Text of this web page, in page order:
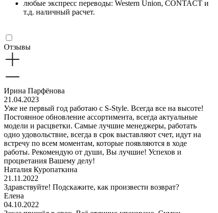
любые экспресс переводы: Western Union, CONTACT и
т.д. наличный расчет.
Отзывы
Ирина Парфёнова
21.04.2023
Уже не первый год работаю с S-Style. Всегда все на высоте!
Постоянное обновление ассортимента, всегда актуальные
модели и расцветки. Самые лучшие менеджеры, работать
одно удовольствие, всегда в срок выставляют счет, идут на
встречу по всем моментам, которые появляются в ходе
работы. Рекомендую от души, Вы лучшие! Успехов и
процветания Вашему делу!
Наталия Куропаткина
21.11.2022
Здравствуйте! Подскажите, как произвести возврат?
Елена
04.10.2022